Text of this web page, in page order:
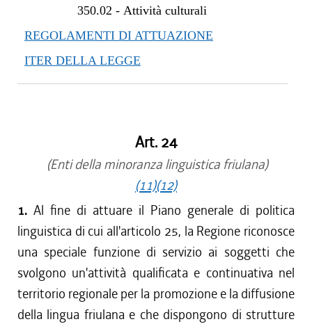
350.02 - Attività culturali
REGOLAMENTI DI ATTUAZIONE
ITER DELLA LEGGE
Art. 24
(Enti della minoranza linguistica friulana)
(11)(12)
1. Al fine di attuare il Piano generale di politica
linguistica di cui all'articolo 25, la Regione riconosce
una speciale funzione di servizio ai soggetti che
svolgono un'attività qualificata e continuativa nel
territorio regionale per la promozione e la diffusione
della lingua friulana e che dispongono di strutture